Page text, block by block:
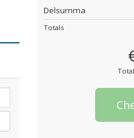
Delsumma
Totals